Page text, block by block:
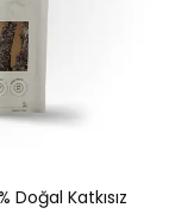
Doğal Katkısız